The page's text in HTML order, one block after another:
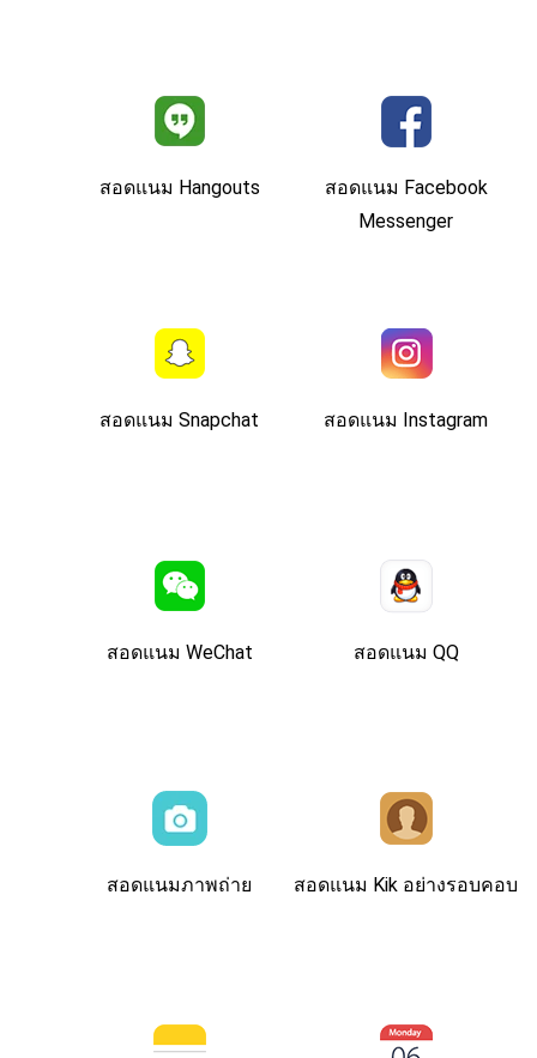
สอดแนม Hangouts
สอดแนม Facebook
Messenger
สอดแนม Snapchat สอดแนม Instagram
สอดแนม WeChat สอดแนม QQ
สอดแนมภาพถ่าย สอดแนม Kik อย่างรอบคอบ